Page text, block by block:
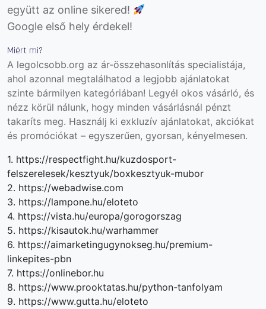
együtt az online sikered!
Google első hely érdekel!
Miért mi?
A legolcsobb.org az ár-összehasonlítás specialistája,
ahol azonnal megtalálhatod a legjobb ajánlatokat
szinte bármilyen kategóriában! Legyél okos vásárló, és
nézz körül nálunk, hogy minden vásárlásnál pénzt
takaríts meg. Használj ki exkluzív ajánlatokat, akciókat
és promóciókat – egyszerűen, gyorsan, kényelmesen.
1. https://respectfight.hu/kuzdosport-
felszerelesek/kesztyuk/boxkesztyuk-mubor
2. https://webadwise.com
3. https://lampone.hu/eloteto
4. https://vista.hu/europa/gorogorszag
5. https://kisautok.hu/warhammer
6. https://aimarketingugynokseg.hu/premium-
linkepites-pbn
7. https://onlinebor.hu
8. https://www.prooktatas.hu/python-tanfolyam
9. https://www.gutta.hu/eloteto